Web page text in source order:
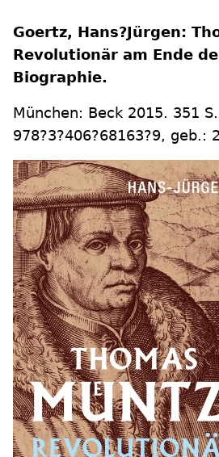
Goertz, Hans?Jürgen:
Revolutionär am Ende
Biographie.
München: Beck 2015. 351
978?3?406?68163?9, geb.: